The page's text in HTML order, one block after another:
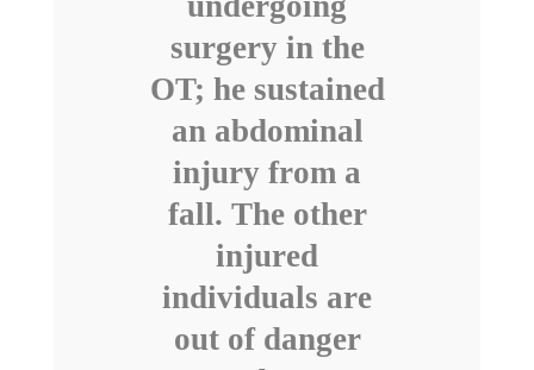
surgery in the
OT; he sustained
an abdominal
injury from a
fall. The other
injured
individuals are
out of danger